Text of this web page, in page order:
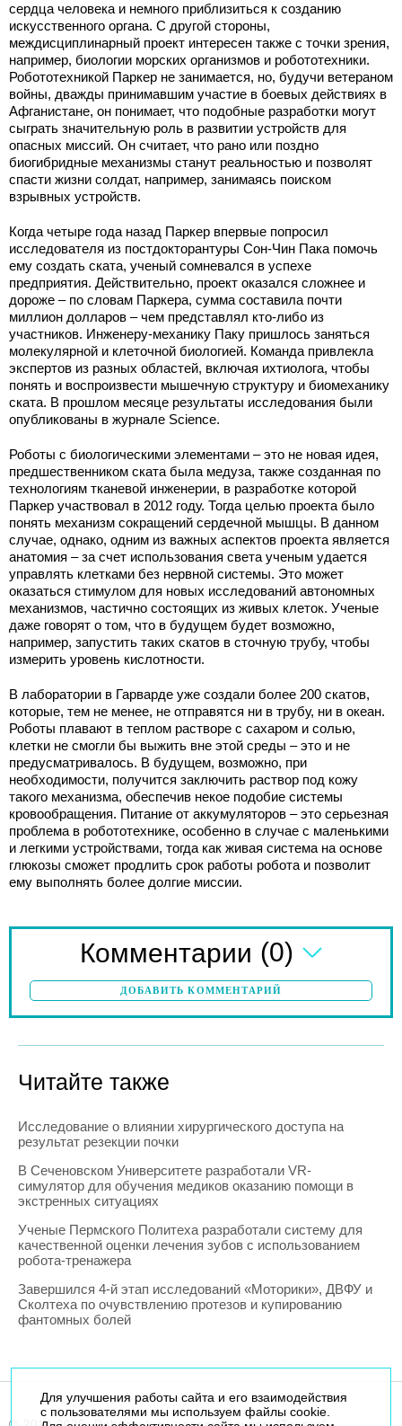
сердца человека и немного приблизиться к созданию
искусственного органа. С другой стороны,
междисциплинарный проект интересен также с точки зрения,
например, биологии морских организмов и робототехники.
Робототехникой Паркер не занимается, но, будучи ветераном
войны, дважды принимавшим участие в боевых действиях в
Афганистане, он понимает, что подобные разработки могут
сыграть значительную роль в развитии устройств для
опасных миссий. Он считает, что рано или поздно
биогибридные механизмы станут реальностью и позволят
спасти жизни солдат, например, занимаясь поиском
взрывных устройств.
Когда четыре года назад Паркер впервые попросил
исследователя из постдокторантуры Сон-Чин Пака помочь
ему создать ската, ученый сомневался в успехе
предприятия. Действительно, проект оказался сложнее и
дороже – по словам Паркера, сумма составила почти
миллион долларов – чем представлял кто-либо из
участников. Инженеру-механику Паку пришлось заняться
молекулярной и клеточной биологией. Команда привлекла
экспертов из разных областей, включая ихтиолога, чтобы
понять и воспроизвести мышечную структуру и биомеханику
ската. В прошлом месяце результаты исследования были
опубликованы в журнале Science.
Роботы с биологическими элементами – это не новая идея,
предшественником ската была медуза, также созданная по
технологиям тканевой инженерии, в разработке которой
Паркер участвовал в 2012 году. Тогда целью проекта было
понять механизм сокращений сердечной мышцы. В данном
случае, однако, одним из важных аспектов проекта является
анатомия – за счет использования света ученым удается
управлять клетками без нервной системы. Это может
оказаться стимулом для новых исследований автономных
механизмов, частично состоящих из живых клеток. Ученые
даже говорят о том, что в будущем будет возможно,
например, запустить таких скатов в сточную трубу, чтобы
измерить уровень кислотности.
В лаборатории в Гарварде уже создали более 200 скатов,
которые, тем не менее, не отправятся ни в трубу, ни в океан.
Роботы плавают в теплом растворе с сахаром и солью,
клетки не смогли бы выжить вне этой среды – это и не
предусматривалось. В будущем, возможно, при
необходимости, получится заключить раствор под кожу
такого механизма, обеспечив некое подобие системы
кровообращения. Питание от аккумуляторов – это серьезная
проблема в робототехнике, особенно в случае с маленькими
и легкими устройствами, тогда как живая система на основе
глюкозы сможет продлить срок работы робота и позволит
ему выполнять более долгие миссии.
Комментарии (0)
ДОБАВИТЬ КОММЕНТАРИЙ
Читайте также
Исследование о влиянии хирургического доступа на
результат резекции почки
В Сеченовском Университете разработали VR-
симулятор для обучения медиков оказанию помощи в
экстренных ситуациях
Ученые Пермского Политеха разработали систему для
качественной оценки лечения зубов с использованием
робота-тренажера
Завершился 4-й этап исследований «Моторики», ДВФУ и
Сколтеха по очувствлению протезов и купированию
фантомных болей
Для улучшения работы сайта и его взаимодействия
с пользователями мы используем файлы cookie.